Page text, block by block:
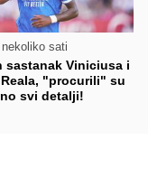
sati
sastanak Viniciusa i
"procurili" su
svi detalji!